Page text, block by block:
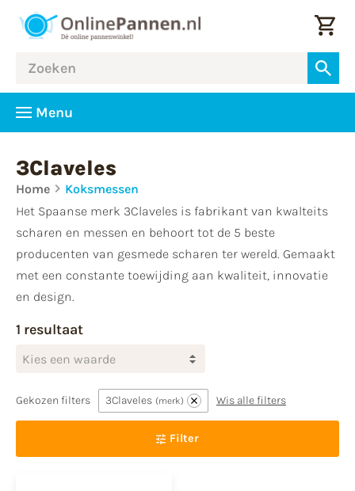
Menu
3Claveles
Home
Koksmessen
Het Spaanse merk 3Claveles is fabrikant van kwalteits
scharen en messen en behoort tot de 5 beste
producenten van gesmede scharen ter wereld. Gemaakt
met een constante toewijding aan kwaliteit, innovatie
en design.
1 resultaat
Kies een waarde
Gekozen filters 3Claveles merk Wis alle filters
Filter